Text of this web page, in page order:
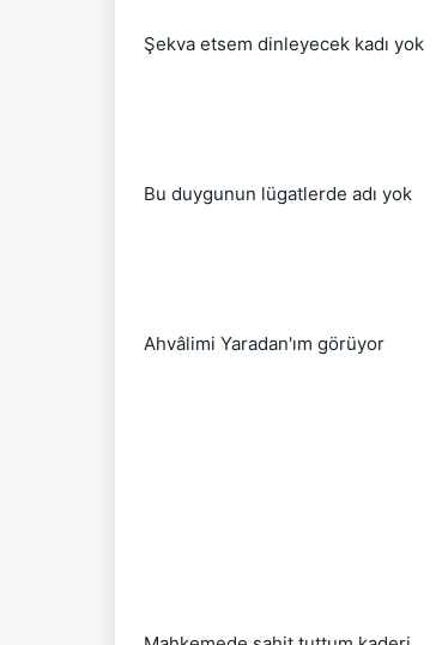
Şekva etsem dinleyecek kadı yok
Bu duygunun lügatlerde adı yok
Ahvâlimi Yaradan'ım görüyor